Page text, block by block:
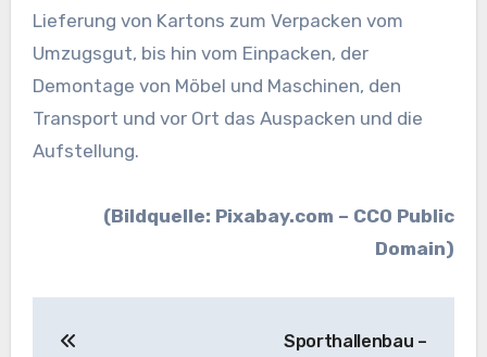
Lieferung von Kartons zum Verpacken vom
Umzugsgut, bis hin vom Einpacken, der
Demontage von Möbel und Maschinen, den
Transport und vor Ort das Auspacken und die
Aufstellung.
(Bildquelle: Pixabay.com – CC0 Public
Domain)
Sporthallenbau –